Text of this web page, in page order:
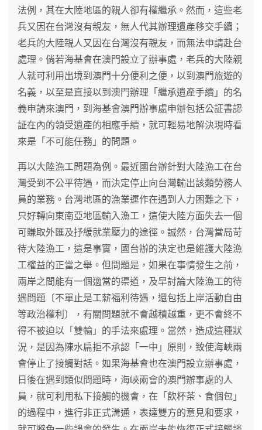
法例，其在大陸地區的親人卻有權繼承。然而，這些老
兵又因在台灣沒有親友，無人代其辦理遺產移交手續；
老兵的大陸親人又因在台灣沒有親友，而無法申請赴台
處理。倘若海基會在澳門設立了辦事處，老兵的大陸親
人就可利用出境到澳門十分便利之便，以到澳門旅遊的
名義，以至是直接以到澳門辦理「繼承遺產手續」的名
義申請來澳門，到海基會澳門辦事處申辦包括公証書認
証在內的領受遺產的相應手續，就可輕易地解決現時看
來是「不可能任務」的問題。
再以大陸漁工問題為例。最近國台辦針對大陸漁工在台
灣受到不公平待遇，而決定停止向台灣輸出該類勞務人
員的業務。台灣地區的漁業運作在遇到人力困難之下，
只好轉向東南亞地區輸入漁工，這使大陸方面失去一個
可賺取外匯及抒緩就業壓力的途徑。誠然，台灣當局苛
待大陸漁工，這是事實，國台辦的決定也是維護大陸漁
工權益的正當之舉。但問題是，如果在事情發生之前，
兩岸之間能有一個適當的渠道，及早討論大陸漁工的待
遇問題〔不單止是工薪福利待遇，還包括上岸活動自由
等政治權利〕，有關問題就不會越積越重，更不會終不
得不被迫以「雙輸」的手法來處理。當然，造成這種狀
況，是因為陳水扁拒不承認「一中」原則，致使海峽兩
會停止了接觸對話。如果海基會也在澳門設立辦事處，
日後在遇到類似問題時，海峽兩會的澳門辦事處的人
員，就可利用私下接觸的機會，在「飲杯茶、食個包」
的過程中，進行非正式溝通，表達雙方的意見和要求，